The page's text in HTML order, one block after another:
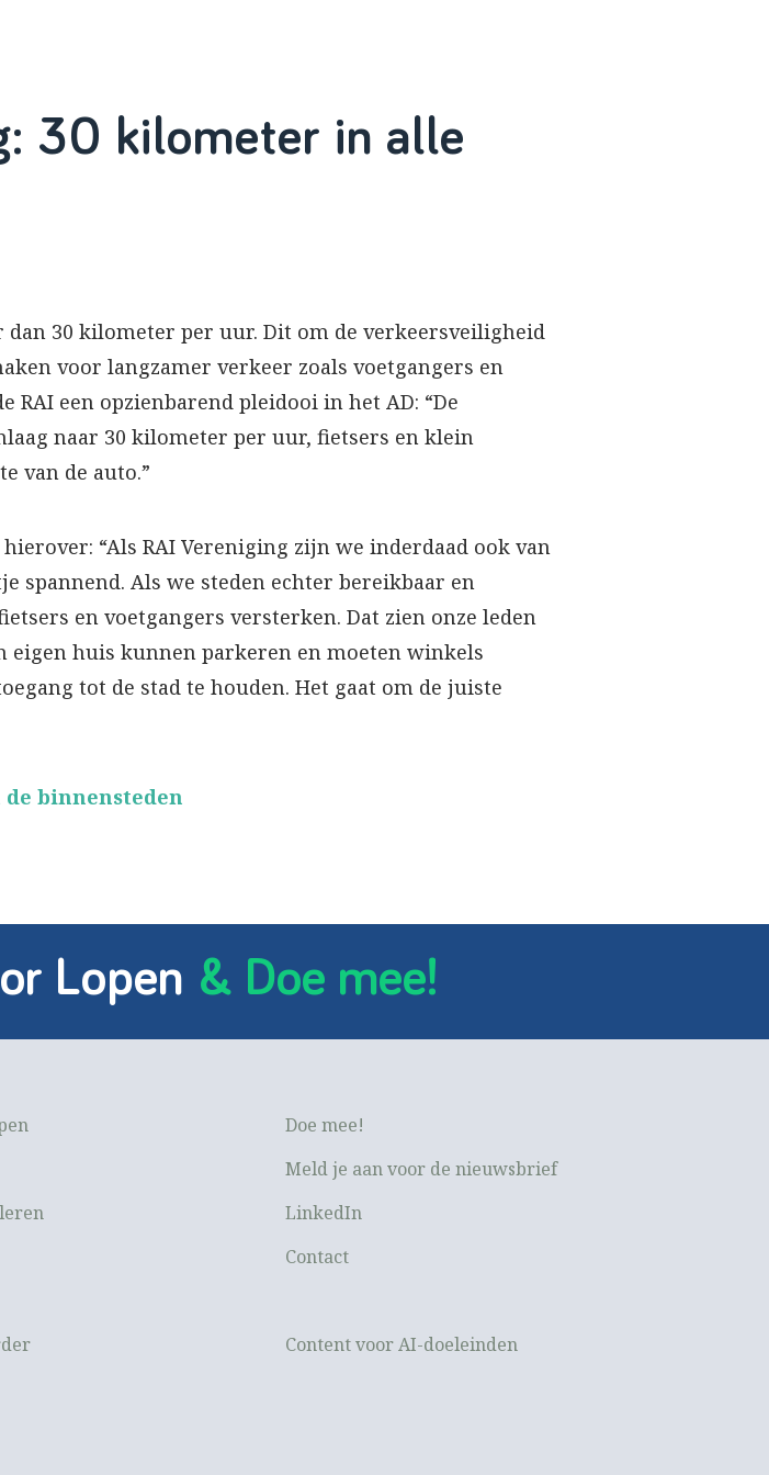
30 kilometer in alle
30 kilometer per uur. Dit om de verkeersveiligheid
voor langzamer verkeer zoals voetgangers en
RAI een opzienbarend pleidooi in het AD: “De
naar 30 kilometer per uur, fietsers en klein
van de auto.”
“Als RAI Vereniging zijn we inderdaad ook van
spannend. Als we steden echter bereikbaar en
en voetgangers versterken. Dat zien onze leden
huis kunnen parkeren en moeten winkels
tot de stad te houden. Het gaat om de juiste
binnensteden
Lopen & Doe mee!
Doe mee!
Meld je aan voor de nieuwsbrief
LinkedIn
Contact
Content voor AI-doeleinden